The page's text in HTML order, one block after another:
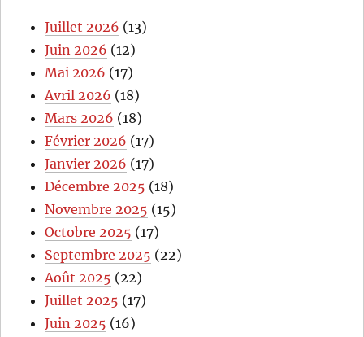
Juillet 2026 (13)
Juin 2026 (12)
Mai 2026 (17)
Avril 2026 (18)
Mars 2026 (18)
Février 2026 (17)
Janvier 2026 (17)
Décembre 2025 (18)
Novembre 2025 (15)
Octobre 2025 (17)
Septembre 2025 (22)
Août 2025 (22)
Juillet 2025 (17)
Juin 2025 (16)